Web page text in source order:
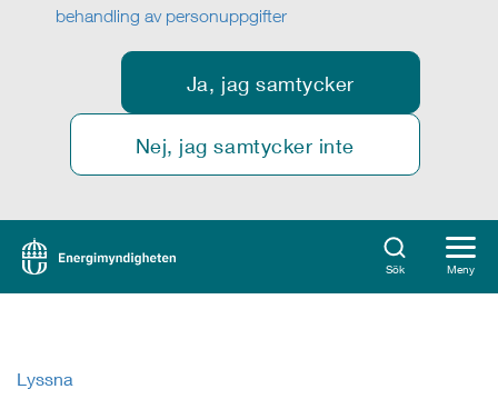
behandling av personuppgifter
Ja, jag samtycker
Nej, jag samtycker inte
Sök Meny
Lyssna